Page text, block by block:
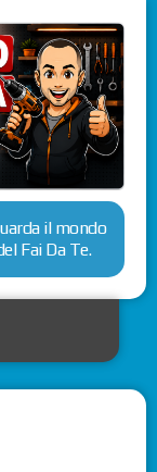
il mondo
Fai Da Te.